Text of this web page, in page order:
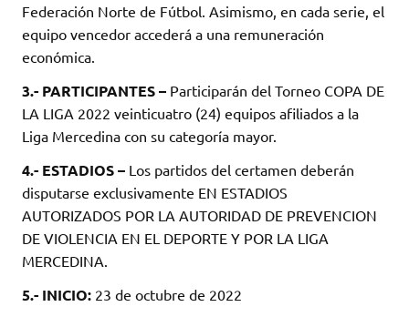
Federación Norte de Fútbol. Asimismo, en cada serie, el
equipo vencedor accederá a una remuneración
económica.
3.- PARTICIPANTES – Participarán del Torneo COPA DE
LA LIGA 2022 veinticuatro (24) equipos afiliados a la
Liga Mercedina con su categoría mayor.
4.- ESTADIOS – Los partidos del certamen deberán
disputarse exclusivamente EN ESTADIOS
AUTORIZADOS POR LA AUTORIDAD DE PREVENCION
DE VIOLENCIA EN EL DEPORTE Y POR LA LIGA
MERCEDINA.
5.- INICIO: 23 de octubre de 2022